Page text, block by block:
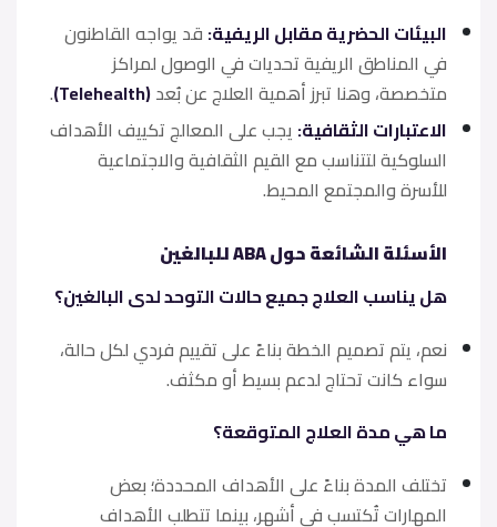
البيئات الحضرية مقابل الريفية: قد يواجه القاطنون
في المناطق الريفية تحديات في الوصول لمراكز
متخصصة، وهنا تبرز أهمية العلاج عن بُعد(Telehealth)
.
الاعتبارات الثقافية: يجب على المعالج تكييف الأهداف
السلوكية لتتناسب مع القيم الثقافية والاجتماعية
للأسرة والمجتمع المحيط.
الأسئلة الشائعة حول ABA للبالغين
هل يناسب العلاج جميع حالات التوحد لدى البالغين؟
نعم، يتم تصميم الخطة بناءً على تقييم فردي لكل حالة،
سواء كانت تحتاج لدعم بسيط أو مكثف.
ما هي مدة العلاج المتوقعة؟
تختلف المدة بناءً على الأهداف المحددة؛ بعض
المهارات تُكتسب في أشهر، بينما تتطلب الأهداف